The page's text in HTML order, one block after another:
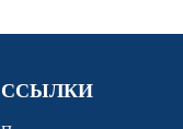
ССЫЛКИ